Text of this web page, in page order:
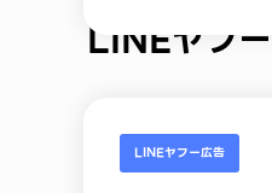
LINEヤフ
LINEヤフー広告